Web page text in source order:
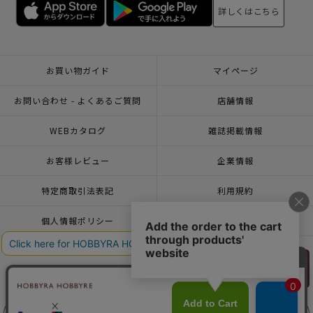
リリヤン
フェア
詳しくはこちら
お買い物ガイド マイページ
お問い合わせ - よくあるご質問 店舗情報
WEBカタログ 雑誌掲載情報
お客様レビュー 企業情報
特定商取引法表記 利用規約
個人情報ポリシー 一緒に働こう♪求人情報
おトクな情報♪メルマガ登録